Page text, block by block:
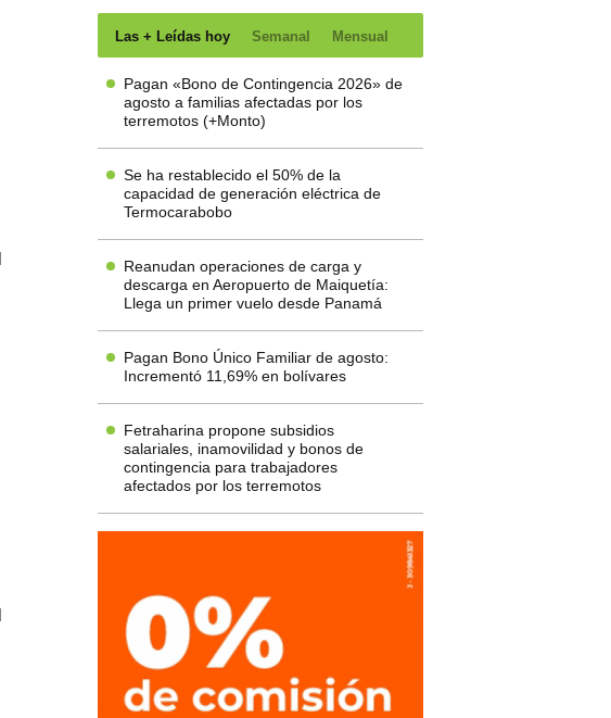
Las + Leídas hoy Semanal Mensual
Pagan «Bono de Contingencia 2026» de
agosto a familias afectadas por los
terremotos (+Monto)
Se ha restablecido el 50% de la
capacidad de generación eléctrica de
Termocarabobo
Reanudan operaciones de carga y
descarga en Aeropuerto de Maiquetía:
Llega un primer vuelo desde Panamá
Pagan Bono Único Familiar de agosto:
Incrementó 11,69% en bolívares
Fetraharina propone subsidios
salariales, inamovilidad y bonos de
contingencia para trabajadores
afectados por los terremotos